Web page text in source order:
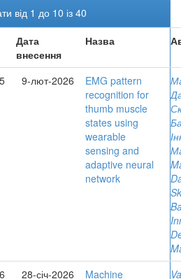
від 1 до 10 із 40
Дата
внесення
Назва
9-лют-2026
EMG pattern
recognition for
thumb muscle
states using
wearable
sensing and
adaptive neural
network
28-січ-2026
Machine